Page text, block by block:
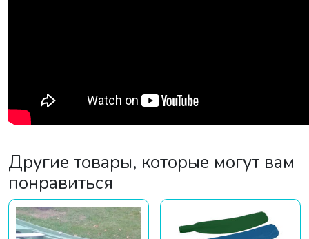
Другие товары, которые могут вам
понравиться